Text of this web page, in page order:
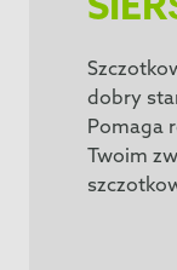
dobry
Pomaga
Twoim